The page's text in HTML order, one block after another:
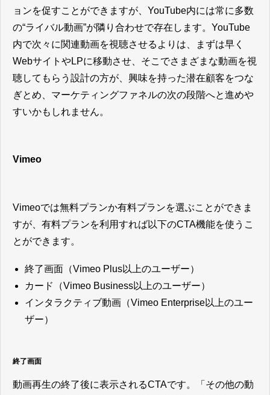
ョンを促すことができますが、YouTube内には常に多数
の“ライバル動画”が隣り合わせで存在します。YouTube
内で次々に関連動画を視聴させるよりは、まずは早く
WebサイトやLPに移動させ、そこでさまざまな動画を視
聴してもらう設計の方が、興味を持った潜在顧客をつな
ぎとめ、マーケティングファネルの次の段階へと進めや
すいかもしれません。
Vimeo
Vimeoでは無料プランか有料プランを選ぶことができま
すが、有料プランを利用すれば以下のCTA機能を使うこ
とができます。
終了画面（Vimeo Plus以上のユーザー）
カード（Vimeo Business以上のユーザー）
インタラクティブ動画（Vimeo Enterprise以上のユー
ザー）
終了画面
動画再生の終了後に表示されるCTAです。「その他の動